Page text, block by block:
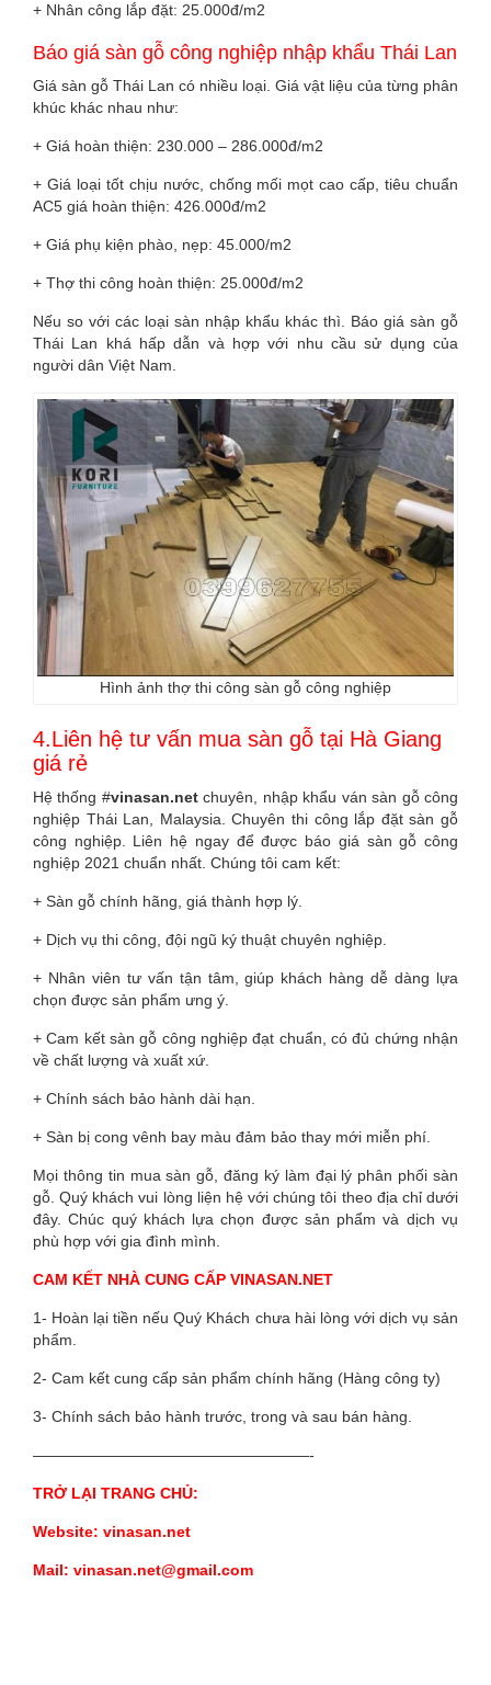
+ Nhân công lắp đặt: 25.000đ/m2
Báo giá sàn gỗ công nghiệp nhập khẩu Thái Lan
Giá sàn gỗ Thái Lan có nhiều loại. Giá vật liệu của từng phân
khúc khác nhau như:
+ Giá hoàn thiện: 230.000 – 286.000đ/m2
+ Giá loại tốt chịu nước, chống mối mọt cao cấp, tiêu chuẩn
AC5 giá hoàn thiện: 426.000đ/m2
+ Giá phụ kiện phào, nẹp: 45.000/m2
+ Thợ thi công hoàn thiện: 25.000đ/m2
Nếu so với các loại sàn nhập khẩu khác thì. Báo giá sàn gỗ
Thái Lan khá hấp dẫn và hợp với nhu cầu sử dụng của
người dân Việt Nam.
Hình ảnh thợ thi công sàn gỗ công nghiệp
4.Liên hệ tư vấn mua sàn gỗ tại Hà Giang
giá rẻ
Hệ thống #vinasan.netchuyên, nhập khẩu ván sàn gỗ công
nghiệp Thái Lan, Malaysia. Chuyên thi công lắp đặt sàn gỗ
công nghiệp. Liên hệ ngay để được báo giá sàn gỗ công
nghiệp 2021 chuẩn nhất. Chúng tôi cam kết:
+ Sàn gỗ chính hãng, giá thành hợp lý.
+ Dịch vụ thi công, đội ngũ ký thuật chuyên nghiệp.
+ Nhân viên tư vấn tận tâm, giúp khách hàng dễ dàng lựa
chọn được sản phẩm ưng ý.
+ Cam kết sàn gỗ công nghiệp đạt chuẩn, có đủ chứng nhận
về chất lượng và xuất xứ.
+ Chính sách bảo hành dài hạn.
+ Sàn bị cong vênh bay màu đảm bảo thay mới miễn phí.
Mọi thông tin mua sàn gỗ, đăng ký làm đại lý phân phối sàn
gỗ. Quý khách vui lòng liện hệ với chúng tôi theo địa chỉ dưới
đây. Chúc quý khách lựa chọn được sản phẩm và dịch vụ
phù hợp với gia đình mình.
CAM KẾT NHÀ CUNG CẤP VINASAN.NET
1- Hoàn lại tiền nếu Quý Khách chưa hài lòng với dịch vụ sản
phẩm.
2- Cam kết cung cấp sản phẩm chính hãng (Hàng công ty)
3- Chính sách bảo hành trước, trong và sau bán hàng.
——————————————————-
TRỞ LẠI TRANG CHỦ:
Website: vinasan.net
Mail: vinasan.net@gmail.com